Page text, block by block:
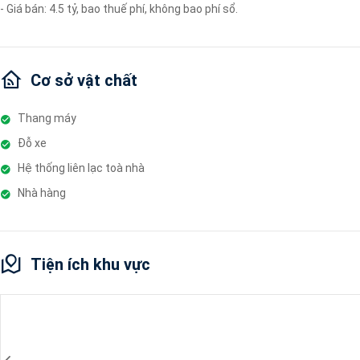
- Giá bán: 4.5 tỷ, bao thuế phí, không bao phí sổ.
Cơ sở vật chất
Thang máy
Đỗ xe
Hệ thống liên lạc toà nhà
Nhà hàng
Tiện ích khu vực